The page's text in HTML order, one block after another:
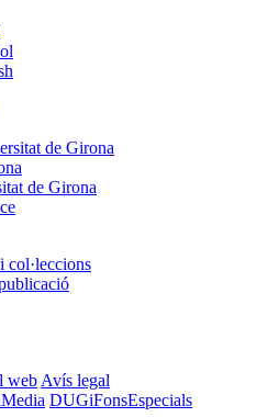
de Girona
de Girona
col·leccions
webAvís legal
DUGiFonsEspecials